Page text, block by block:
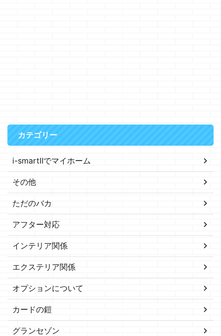
カテゴリー
i-smartⅡでマイホーム
その他
ただのバカ
アフター対応
インテリア関係
エクステリア関係
オプションについて
カードの鎧
グランセゾン